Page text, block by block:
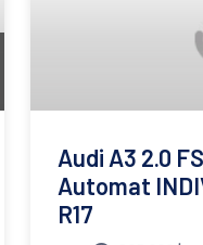
Audi A3 2.0
Automat
R17